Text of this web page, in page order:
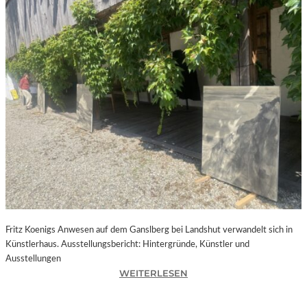
Fritz Koenigs Anwesen auf dem Ganslberg bei Landshut verwandelt sich in
Künstlerhaus. Ausstellungsbericht: Hintergründe, Künstler und
Ausstellungen
WEITERLESEN